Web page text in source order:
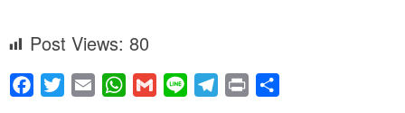
Post Views: 80
Facebook
Twitter Email WhatsApp
Gmail Line Telegram
Print